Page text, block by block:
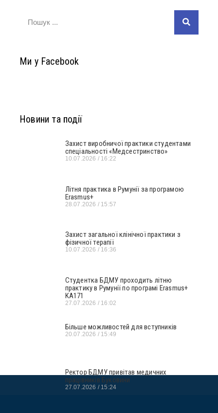
Ми у Facebook
Новини та події
Захист виробничої практики студентами
спеціальності «Медсестринство»
10.07.2026 16:22
Літня практика в Румунії за програмою
Erasmus+
28.07.2026 15:57
Захист загальної клінічної практики з
фізичної терапії
10.07.2026 16:36
Студентка БДМУ проходить літню
практику в Румунії по програмі Erasmus+
KA171
27.07.2026 16:02
Більше можливостей для вступників
20.07.2026 15:49
Ректор БДМУ привітав медичних
працівників Буковини
27.07.2026 15:24